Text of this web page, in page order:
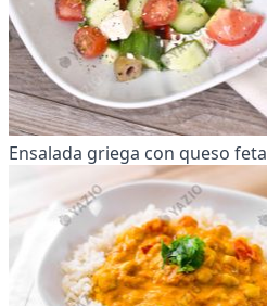
Ensalada griega con queso feta